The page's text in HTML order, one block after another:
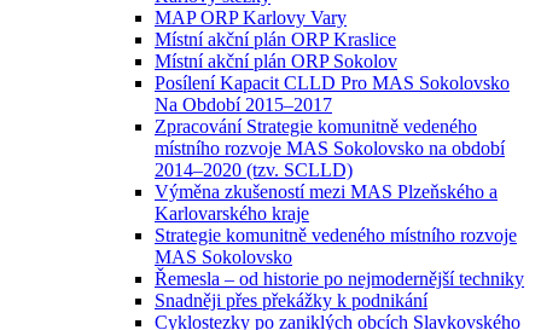
MAP ORP Karlovy Vary
Místní akční plán ORP Kraslice
Místní akční plán ORP Sokolov
Posílení Kapacit CLLD Pro MAS Sokolovsko
Na Období 2015–2017
Zpracování Strategie komunitně vedeného
místního rozvoje MAS Sokolovsko na období
2014–2020 (tzv. SCLLD)
Výměna zkušeností mezi MAS Plzeňského a
Karlovarského kraje
Strategie komunitně vedeného místního rozvoje
MAS Sokolovsko
Řemesla – od historie po nejmodernější techniky
Snadněji přes překážky k podnikání
Cyklostezky po zaniklých obcích Slavkovského